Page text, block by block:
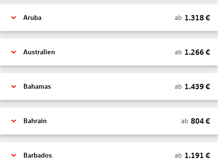
Aruba ab 1.318€
Australien ab 1.266€
Bahamas ab 1.439€
Bahrain ab 804€
Barbados ab 1.191 €